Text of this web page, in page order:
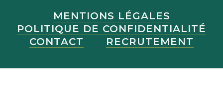
MENTIONS LÉGALES
POLITIQUE DE CONFIDENTIALITÉ
CONTACT
RECRUTEMENT